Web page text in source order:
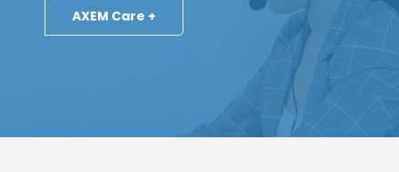
AXEM Care +